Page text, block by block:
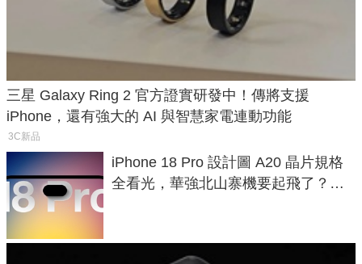
三星 Galaxy Ring 2 官方證實研發中！傳將支援
iPhone，還有強大的 AI 與智慧家電連動功能
3C新品
iPhone 18 Pro 設計圖 A20 晶片規格
全看光，華強北山寨機要起飛了？專